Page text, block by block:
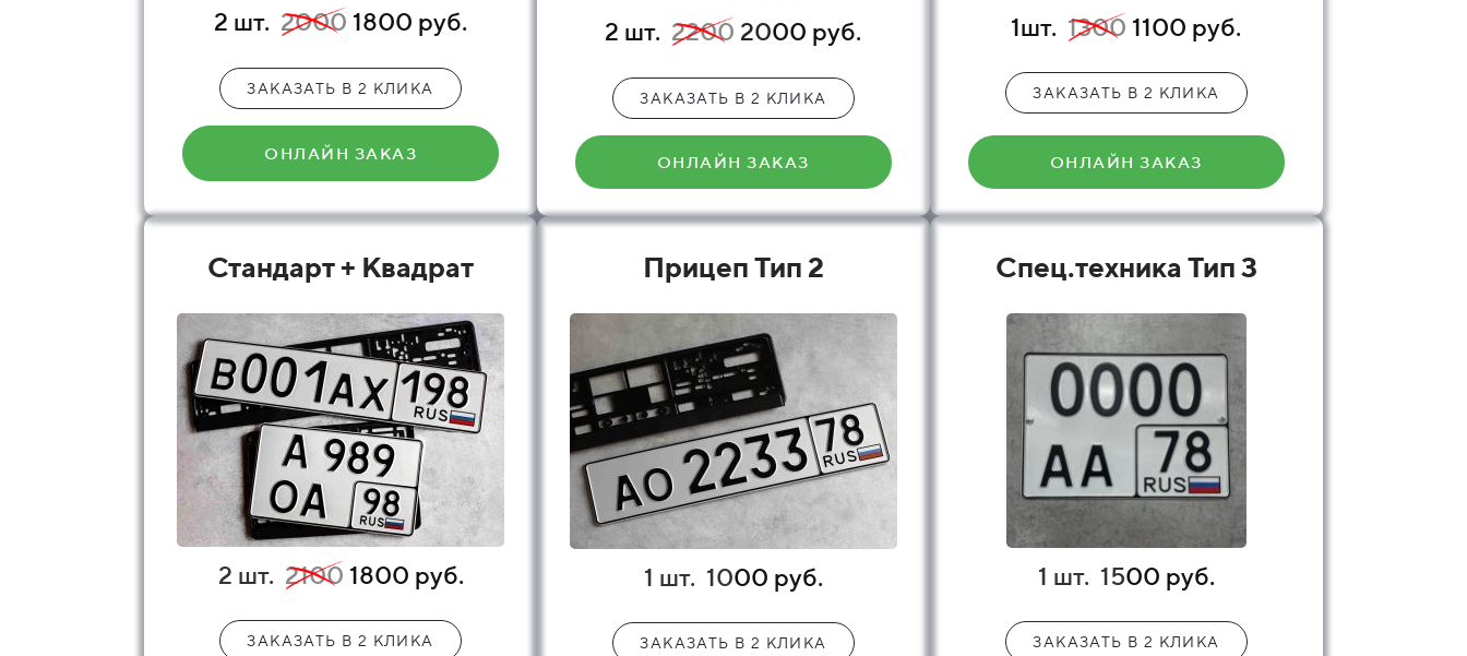
2 шт. 2000 1800 руб.
ЗАКАЗАТЬ В 2 КЛИКА
ОНЛАЙН ЗАКАЗ
2 шт. 2200 2000 руб.
ЗАКАЗАТЬ В 2 КЛИКА
ОНЛАЙН ЗАКАЗ
1шт. 1300 1100 руб.
ЗАКАЗАТЬ В 2 КЛИКА
ОНЛАЙН ЗАКАЗ
Стандарт + Квадрат
2 шт. 2100 1800 руб.
ЗАКАЗАТЬ В 2 КЛИКА
Прицеп Тип 2
1 шт. 1000 руб.
ЗАКАЗАТЬ В 2 КЛИКА
Спец.техника Тип 3
1 шт. 1500 руб.
ЗАКАЗАТЬ В 2 КЛИКА